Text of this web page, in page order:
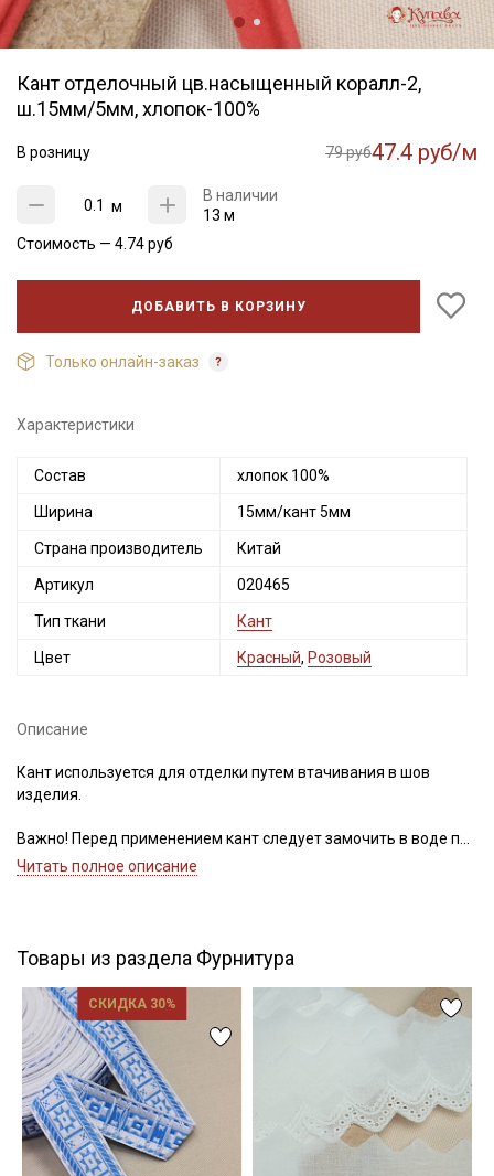
Кант отделочный цв.насыщенный коралл-2,
ш.15мм/5мм, хлопок-100%
В розницу 79 руб47.4 руб/м
м
В наличии
13 м
Стоимость — 4.74руб
ДОБАВИТЬ В КОРЗИНУ
Только онлайн-заказ
Характеристики
Состав хлопок 100%
Ширина 15мм/кант 5мм
Страна производитель Китай
Артикул 020465
Тип ткани Кант
Цвет Красный, Розовый
Описание
Кант используется для отделки путем втачивания в шов
изделия.
Важно! Перед применением кант следует замочить в воде при
30С – 40С для исключения дальнейшей усадки.
Читать полное описание
Товары из раздела Фурнитура
СКИДКА 30%
Секретная рассылка от Купава
Мы публикуем здесь дополнительные
промокоды и скидки до 30% на узкие
категории тканей
Электронная почта
Ознакомлен(а) с
данных
ДаюСогласие на получение рекламных и